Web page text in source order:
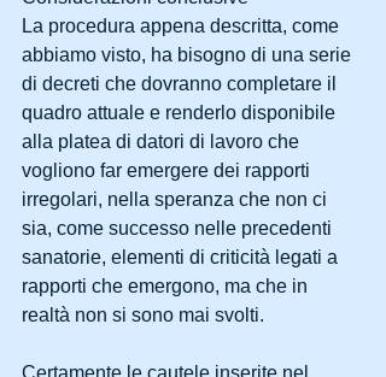
La procedura appena descritta, come
abbiamo visto, ha bisogno di una serie
di decreti che dovranno completare il
quadro attuale e renderlo disponibile
alla platea di datori di lavoro che
vogliono far emergere dei rapporti
irregolari, nella speranza che non ci
sia, come successo nelle precedenti
sanatorie, elementi di criticità legati a
rapporti che emergono, ma che in
realtà non si sono mai svolti.